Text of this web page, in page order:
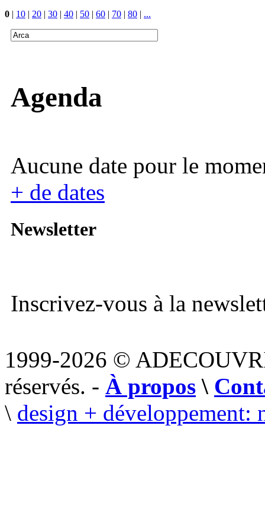
0 | 10 | 20 | 30 | 40 | 50 | 60 | 70 | 80 | ...
Agenda
Aucune date pour le
+ de dates
Newsletter
Inscrivez-vous à la
1999-2026 ©
réservés. - À propos \
\ design + développement: